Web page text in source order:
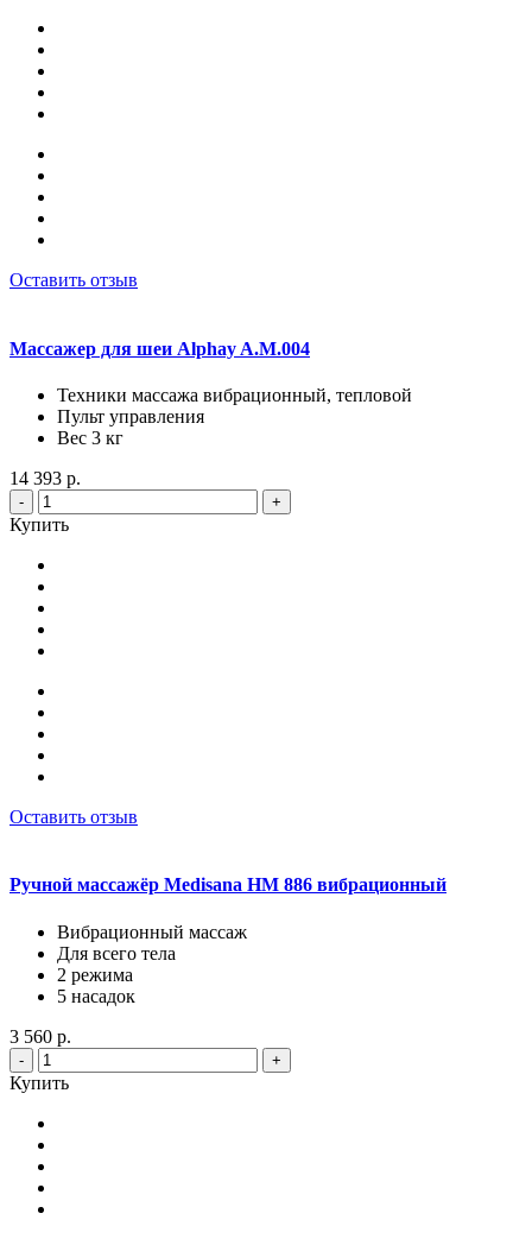
Оставить отзыв
Массажер для шеи Alphay A.M.004
Техники массажа вибрационный, тепловой
Пульт управления
Вес 3 кг
14 393 р.
- +
Купить
Оставить отзыв
Ручной массажёр Medisana HM 886 вибрационный
Вибрационный массаж
Для всего тела
2 режима
5 насадок
3 560 р.
- +
Купить